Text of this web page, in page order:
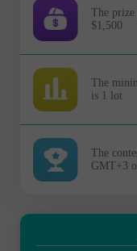
The prize
$1,500
The
is 1 lot
The
GMT+3